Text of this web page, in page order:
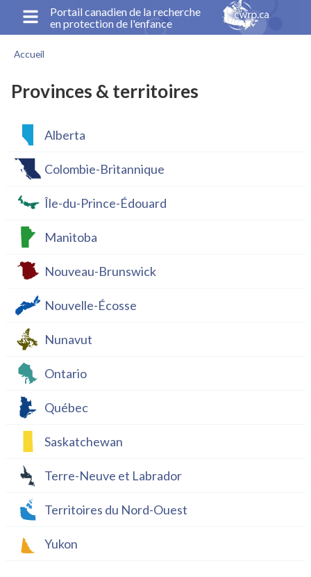
principal
Portail canadien de la recherche
en protection de l'enfance
d'Ariane
Accueil
Provinces & territoires
Alberta
Colombie-Britannique
Île-du-Prince-Édouard
Manitoba
Nouveau-Brunswick
Nouvelle-Écosse
Nunavut
Ontario
Québec
Saskatchewan
Terre-Neuve et Labrador
Territoires du Nord-Ouest
Yukon